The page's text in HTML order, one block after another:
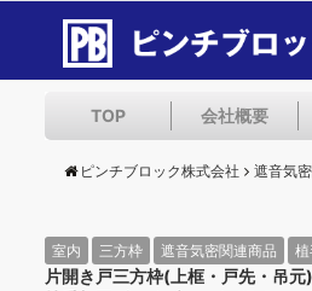
TOP 会社概要
ピンチブロック株式会社 遮音気
室内 三方枠 遮音気密関連商品
片開き戸三方枠(上框・戸先・吊元)